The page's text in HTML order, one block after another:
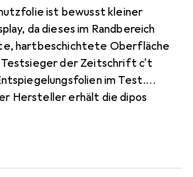
ist bewusst kleiner
da dieses im Randbereich
hartbeschichtete Oberfläche
der Zeitschrift c't
im Test.
Hersteller erhält die dipos
kleiner als das ZTE Axon 20
rückstandsfrei zu entfernen